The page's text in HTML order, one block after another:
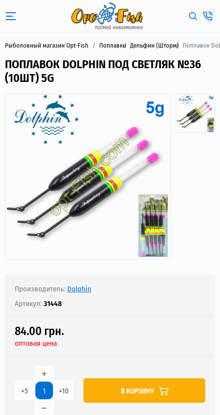
Рыболовный магазин Opt-Fish Поплавки Дельфин (Шторм) Поплавок
ПОПЛАВОК DOLPHIN ПОД СВЕТЛЯК №36
(10ШТ) 5G
Производитель: Dolphin
Артикул:31448
84.00 грн.
оптовая цена
+5 +10 В КОРЗИНУ